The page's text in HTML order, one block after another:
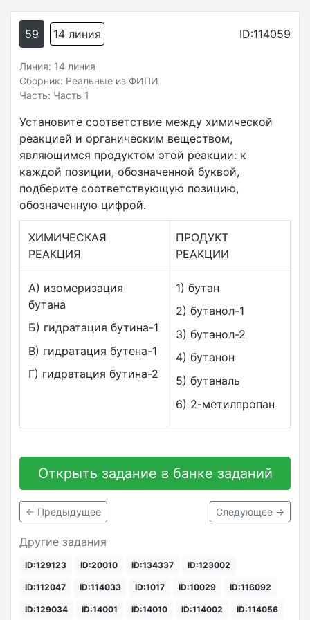
59 14 линия ID:114059
Линия: 14 линия
Сборник: Реальные из ФИПИ
Часть: Часть 1
Установите соответствие между химической
реакцией и органическим веществом,
являющимся продуктом этой реакции: к
каждой позиции, обозначенной буквой,
подберите соответствующую позицию,
обозначенную цифрой.
ХИМИЧЕСКАЯ
РЕАКЦИЯ
ПРОДУКТ
РЕАКЦИИ
А) изомеризация
бутана
Б) гидратация бутина-1
В) гидратация бутена-1
Г) гидратация бутина-2
1) бутан
2) бутанол-1
3) бутанол-2
4) бутанон
5) бутаналь
6) 2-метилпропан
Открыть задание в банке заданий
← Предыдущее Следующее →
Другие задания
ID:129123 ID:20010 ID:134337 ID:123002
ID:112047 ID:114033 ID:1017 ID:10029 ID:116092
ID:129034 ID:14001 ID:14010 ID:114002 ID:114056